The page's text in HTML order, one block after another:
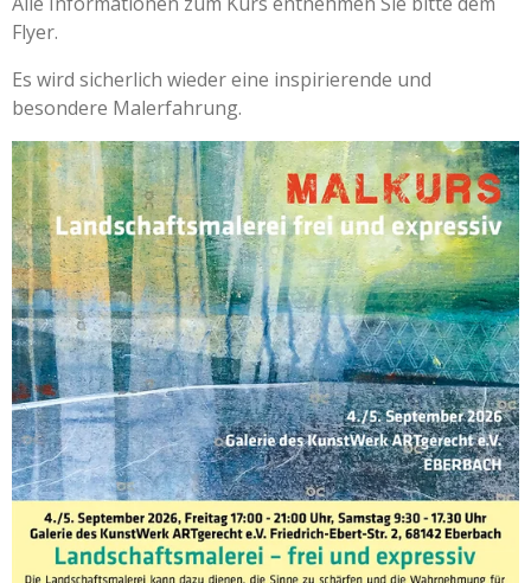
Flyer.
Es wird sicherlich wieder eine inspirierende und
besondere Malerfahrung.